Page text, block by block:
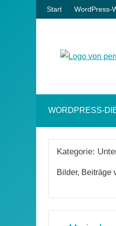
Zum
Inhalt
Start WordPress-
WORDPRESS-
Kategorie:
Bilder, Beiträge